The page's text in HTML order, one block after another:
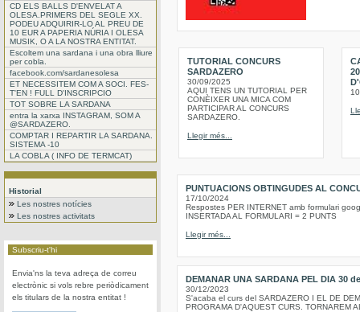
CD ELS BALLS D'ENVELAT A
OLESA.PRIMERS DEL SEGLE XX.
PODEU ADQUIRIR-LO AL PREU DE
10 EUR A PAPERIA NÚRIA I OLESA
MUSIK, O A LA NOSTRA ENTITAT.
Escoltem una sardana i una obra lliure
per cobla.
facebook.com/sardanesolesa
ET NECESSITEM COM A SOCI. FES-
T'EN ! FULL D'INSCRIPCIO
TOT SOBRE LA SARDANA
entra la xarxa INSTAGRAM, SOM A
@SARDAZERO.
COMPTAR I REPARTIR LA SARDANA.
SISTEMA -10
LA COBLA ( INFO DE TERMCAT)
Historial
Les nostres notícies
Les nostres activitats
Subscriu-t'hi
Envia'ns la teva adreça de correu
electrònic si vols rebre periòdicament
els titulars de la nostra entitat !
TUTORIAL CONCURS
SARDAZERO
30/09/2025
AQUI TENS UN TUTORIAL PER
CONÈIXER UNA MICA COM
PARTICIPAR AL CONCURS
SARDAZERO.
Llegir més...
PUNTUACIONS OBTINGUDES AL
17/10/2024
Respostes PER INTERNET amb formulari
INSERTADA AL FORMULARI = 2 PUNTS
Llegir més...
DEMANAR UNA SARDANA PEL DIA 30
30/12/2023
S'acaba el curs del SARDAZERO I EL DE
PROGRAMA D'AQUEST CURS. TORNAREM